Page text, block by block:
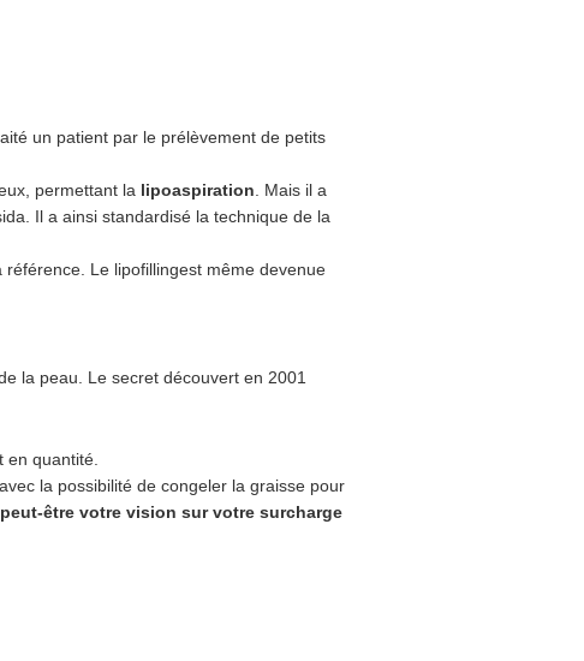
un patient par le prélèvement de petits
permettant la lipoaspiration . Mais il a
Il a ainsi standardisé la technique de la
Le lipofillingest même devenue
la peau. Le secret découvert en 2001
en quantité.
la possibilité de congeler la graisse pour
être votre vision sur votre surcharge